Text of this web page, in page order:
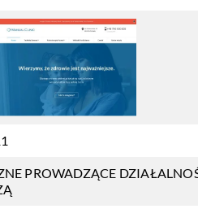
PROWADZĄCE